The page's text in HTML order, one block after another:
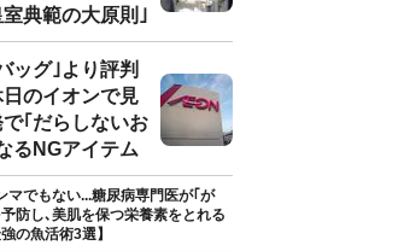
典範の大原則｣
ッグ｣より評判
のイオンで見
｢だらしないお
るNGアイテム
マでもない...糖尿病専門医が｢が
防し､美肌を保つ栄養素をとれる
の魚活術3選】